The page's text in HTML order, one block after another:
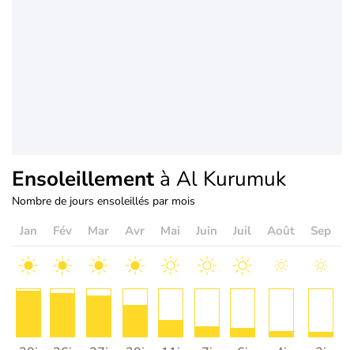
Ensoleillement à Al Kurumuk
Nombre de jours ensoleillés par mois
Jan Fév Mar Avr Mai Juin Juil Août Sep